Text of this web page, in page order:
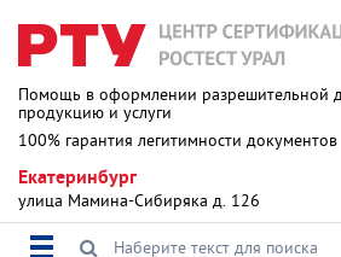
Помощь в оформлении разрешительной
продукцию и услуги
100% гарантия легитимности документов
Екатеринбург
улица Мамина-Сибиряка д. 126